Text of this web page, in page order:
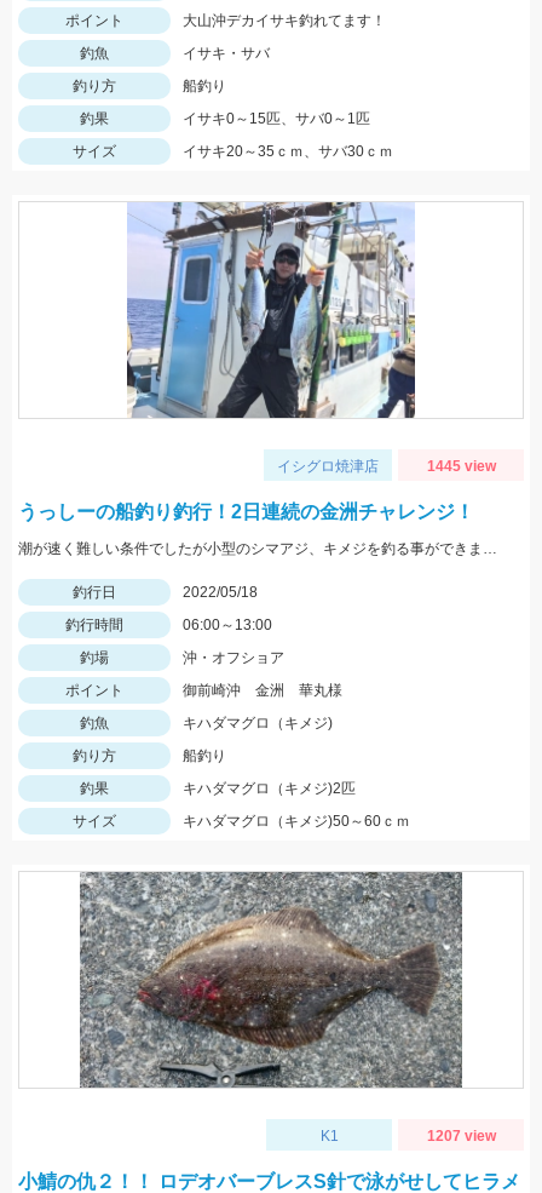
ポイント
大山沖デカイサキ釣れてます！
釣魚
イサキ・サバ
釣り方
船釣り
釣果
イサキ0～15匹、サバ0～1匹
サイズ
イサキ20～35ｃｍ、サバ30ｃｍ
イシグロ焼津店 1445 view
うっしーの船釣り釣行！2日連続の金洲チャレンジ！
潮が速く難しい条件でしたが小型のシマアジ、キメジを釣る事ができました。
釣行日
2022/05/18
釣行時間
06:00～13:00
釣場
沖・オフショア
ポイント
御前崎沖 金洲 華丸様
釣魚
キハダマグロ（キメジ)
釣り方
船釣り
釣果
キハダマグロ（キメジ)2匹
サイズ
キハダマグロ（キメジ)50～60ｃｍ
K1 1207 view
小鯖の仇２！！ ロデオバーブレスS針で泳がせしてヒラメ